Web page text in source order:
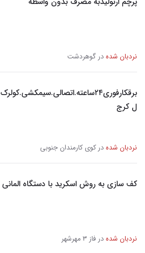
نردبان شدهدر گوهردشت
برقکارفوری۲۴ساعته.اتصالی.سیمکشی.کولرک
ل کرج
نردبان شدهدر کوی کارمندان جنوبی
کف سازی به روش اسکرید با دستگاه المانی
نردبان شدهدر فاز ۳ مهرشهر